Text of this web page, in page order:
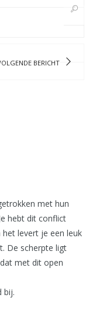
BERICHT
met hun
hebt dit conflict
levert je een leuk
De scherpte ligt
met dit open
bij.